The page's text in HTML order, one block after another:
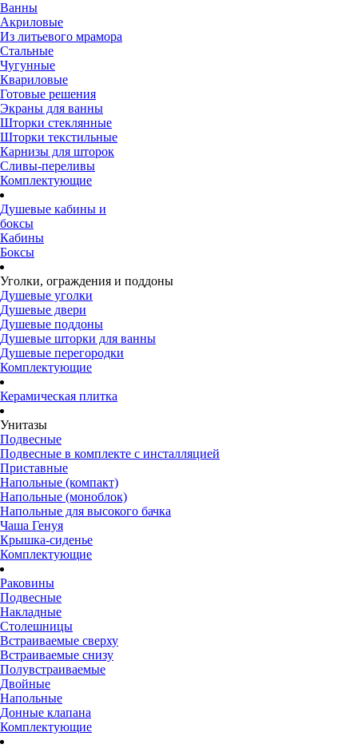
Ванны
Акриловые
Из литьевого мрамора
Стальные
Чугунные
Квариловые
Готовые решения
Экраны для ванны
Шторки стеклянные
Шторки текстильные
Карнизы для шторок
Сливы-переливы
Комплектующие
Душевые кабины и
боксы
Кабины
Боксы
Уголки, ограждения и поддоны
Душевые уголки
Душевые двери
Душевые поддоны
Душевые шторки для ванны
Душевые перегородки
Комплектующие
Керамическая плитка
Унитазы
Подвесные
Подвесные в комплекте с инсталляцией
Приставные
Напольные (компакт)
Напольные (моноблок)
Напольные для высокого бачка
Чаша Генуя
Крышка-сиденье
Комплектующие
Раковины
Подвесные
Накладные
Столешницы
Встраиваемые сверху
Встраиваемые снизу
Полувстраиваемые
Двойные
Напольные
Донные клапана
Комплектующие